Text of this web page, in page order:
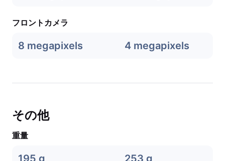
フロントカメラ
8 megapixels 4 megapixels
その他
重量
195 g 253 g